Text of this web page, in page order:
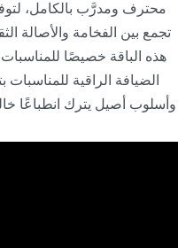
محترف ومدرَّب بالكامل،
تجمع بين الفخامة والأصالة
هذه الباقة خصيصًا
الضيافة الراقية للمناسبات
وأسلوب أصيل يترك انطباعًا